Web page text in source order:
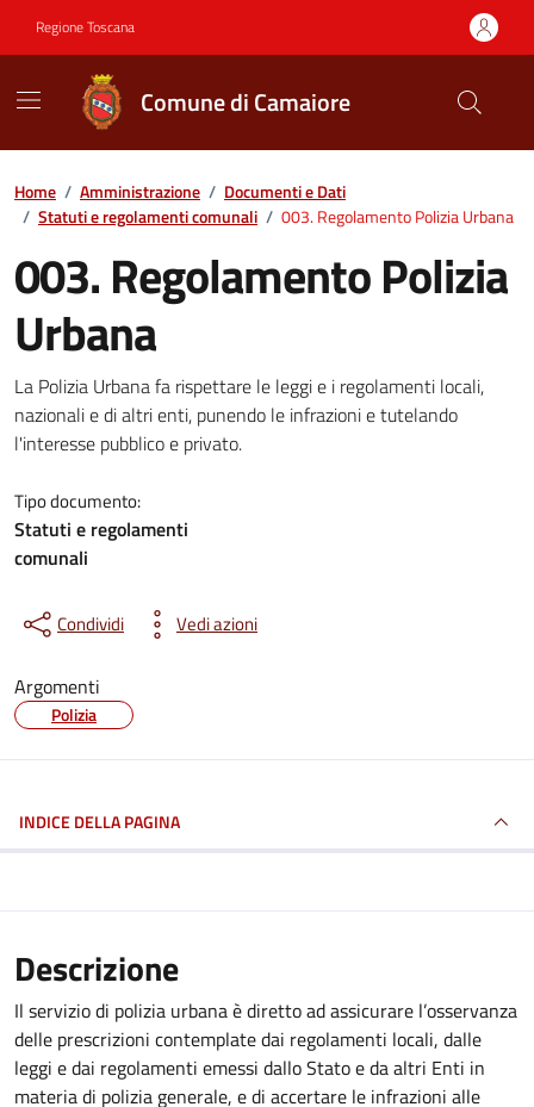
Regione Toscana
Comune di Camaiore
Contenuti in evidenza
Home / Amministrazione / Documenti e Dati
/ Statuti e regolamenti comunali / 003. Regolamento Polizia Urbana
003. Regolamento Polizia
Urbana
Dettagli del documento
La Polizia Urbana fa rispettare le leggi e i regolamenti locali,
nazionali e di altri enti, punendo le infrazioni e tutelando
l'interesse pubblico e privato.
Tipo documento:
Statuti e regolamenti
comunali
Condividi Vedi azioni
Argomenti
Polizia
INDICE DELLA PAGINA
Descrizione
Il servizio di polizia urbana è diretto ad assicurare l’osservanza
delle prescrizioni contemplate dai regolamenti locali, dalle
leggi e dai regolamenti emessi dallo Stato e da altri Enti in
materia di polizia generale, e di accertare le infrazioni alle